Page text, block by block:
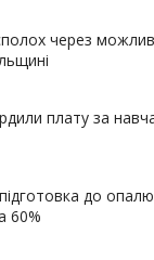
через
плату за
до
60%